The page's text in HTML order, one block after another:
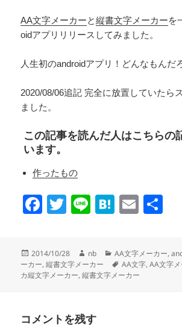
AA文字メーカーと縦書文字メーカーを
oidアプリリリースしてみました。
人生初のandroidアプリ！どんなもんだ
2020/08/06追記 完全に放置していたら
ました。
この記事を読んだ人はこちらの
います。
作ったもの
F
e
b
o
T
er
Li
H
n
a
E
投
稿
日:
2014/10/28
作
成
者
nb
カ
テ
ゴ
AA文字メーカー,
ーカー,縦書文字メーカー
タ
グ
AA文字,AA文字
カ縦文字メーカー,縦書文字メーカー
コメントを残す